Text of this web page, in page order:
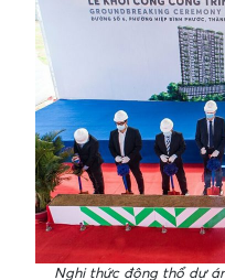
Nghi thức động thổ dự